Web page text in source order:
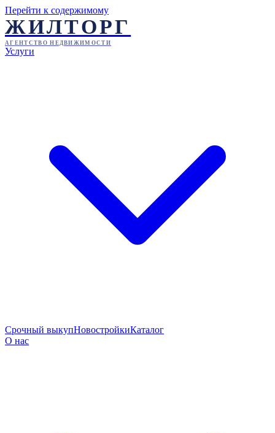
Перейти к содержимому
ЖИЛТОРГ
АГЕНТСТВО НЕДВИЖИМОСТИ
Услуги
Срочный выкупНовостройкиКаталог
О нас